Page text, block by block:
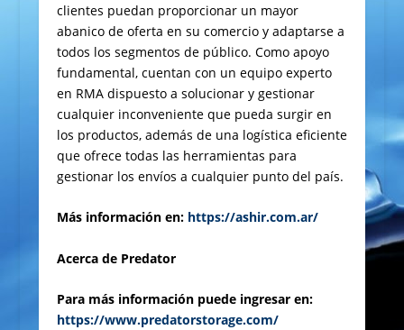
clientes puedan proporcionar un mayor
abanico de oferta en su comercio y adaptarse a
todos los segmentos de público. Como apoyo
fundamental, cuentan con un equipo experto
en RMA dispuesto a solucionar y gestionar
cualquier inconveniente que pueda surgir en
los productos, además de una logística eficiente
que ofrece todas las herramientas para
gestionar los envíos a cualquier punto del país.
Más información en: https://ashir.com.ar/
Acerca de Predator
Para más información puede ingresar en:
https://www.predatorstorage.com/